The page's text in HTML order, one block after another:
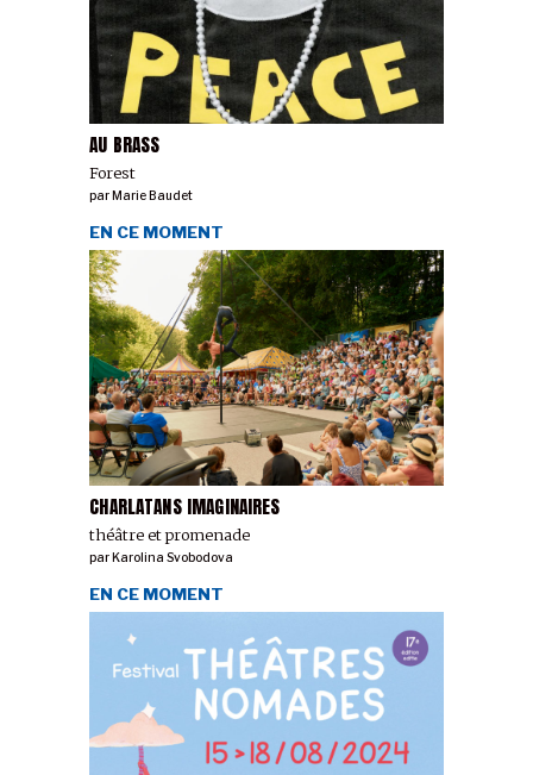
AU BRASS
Forest
parMarie Baudet
CHARLATANS IMAGINAIRES
théâtre et promenade
EN CE MOMENT
par Karolina Svobodova
EN CE MOMENT